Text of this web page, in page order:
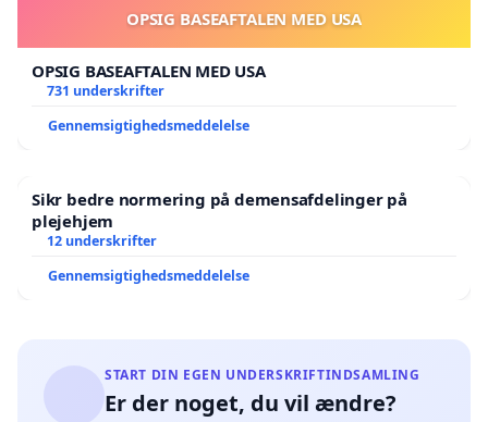
OPSIG BASEAFTALEN MED USA
OPSIG BASEAFTALEN MED USA
731 underskrifter
Gennemsigtighedsmeddelelse
Sikr bedre normering på demensafdelinger på
plejehjem
12 underskrifter
Gennemsigtighedsmeddelelse
START DIN EGEN UNDERSKRIFTINDSAMLING
Er der noget, du vil ændre?